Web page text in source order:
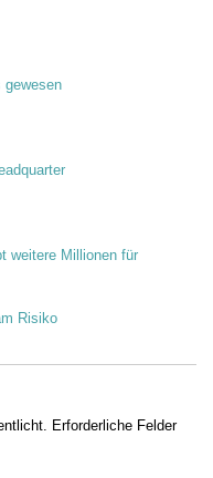
gewesen
weitere Millionen für
Risiko
Erforderliche Felder